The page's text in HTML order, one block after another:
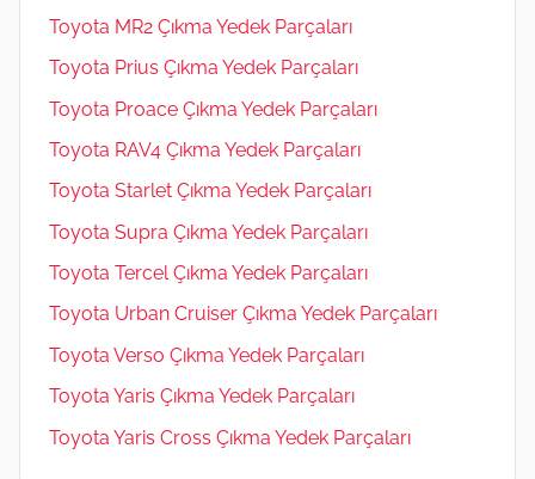
Toyota MR2 Çıkma Yedek Parçaları
Toyota Prius Çıkma Yedek Parçaları
Toyota Proace Çıkma Yedek Parçaları
Toyota RAV4 Çıkma Yedek Parçaları
Toyota Starlet Çıkma Yedek Parçaları
Toyota Supra Çıkma Yedek Parçaları
Toyota Tercel Çıkma Yedek Parçaları
Toyota Urban Cruiser Çıkma Yedek Parçaları
Toyota Verso Çıkma Yedek Parçaları
Toyota Yaris Çıkma Yedek Parçaları
Toyota Yaris Cross Çıkma Yedek Parçaları